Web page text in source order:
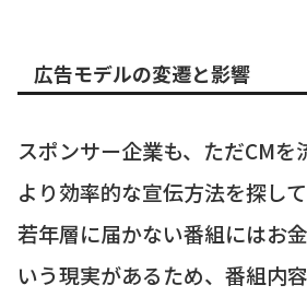
広告モデルの変遷と影響
スポンサー企業も、ただCMを
より効率的な宣伝方法を探して
若年層に届かない番組にはお
いう現実があるため、番組内